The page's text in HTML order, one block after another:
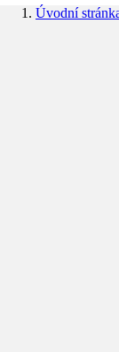
Úvodní